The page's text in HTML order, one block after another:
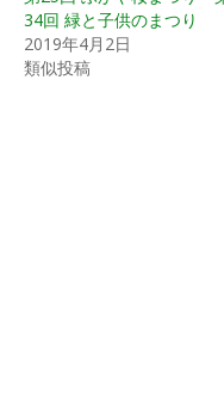
新
し
い
ウ
ィ
ッ
ク
し
で
開
34回 緑と子供のまつり
2019年4月2日
類似投稿